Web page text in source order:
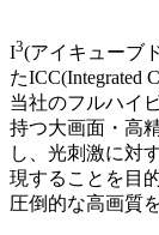
I3(アイキューブ
たICC(Integrated
当社のフルハイ
持つ大画面・高
し、光刺激に対
現することを目
圧倒的な高画質